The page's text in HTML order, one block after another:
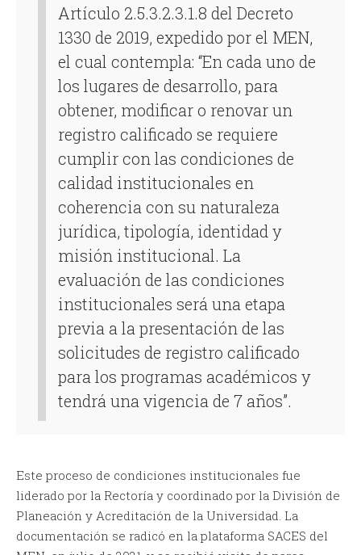
Artículo 2.5.3.2.3.1.8 del Decreto
1330 de 2019, expedido por el MEN,
el cual contempla: “En cada uno de
los lugares de desarrollo, para
obtener, modificar o renovar un
registro calificado se requiere
cumplir con las condiciones de
calidad institucionales en
coherencia con su naturaleza
jurídica, tipología, identidad y
misión institucional. La
evaluación de las condiciones
institucionales será una etapa
previa a la presentación de las
solicitudes de registro calificado
para los programas académicos y
tendrá una vigencia de 7 años”.
Este proceso de condiciones institucionales fue
liderado por la Rectoría y coordinado por la División de
Planeación y Acreditación de la Universidad. La
documentación se radicó en la plataforma SACES del